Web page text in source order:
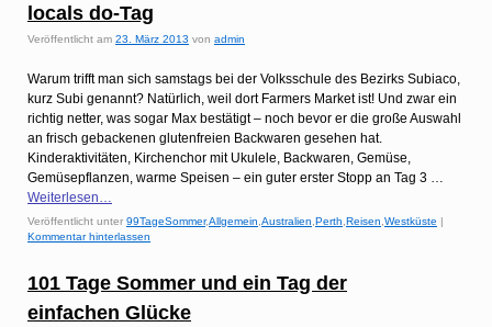
locals do-Tag
Veröffentlicht am 23. März 2013 von admin
Warum trifft man sich samstags bei der Volksschule des Bezirks Subiaco,
kurz Subi genannt? Natürlich, weil dort Farmers Market ist! Und zwar ein
richtig netter, was sogar Max bestätigt – noch bevor er die große Auswahl
an frisch gebackenen glutenfreien Backwaren gesehen hat.
Kinderaktivitäten, Kirchenchor mit Ukulele, Backwaren, Gemüse,
Gemüsepflanzen, warme Speisen – ein guter erster Stopp an Tag 3 …
Weiterlesen…
Veröffentlicht unter 99TageSommer,Allgemein Australien Perth Reisen Westküste |
Kommentar hinterlassen
101 Tage Sommer und ein Tag der
einfachen Glücke